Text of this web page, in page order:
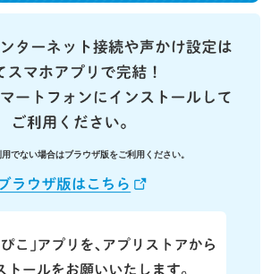
でない場合はブラウザ版をご利用ください。